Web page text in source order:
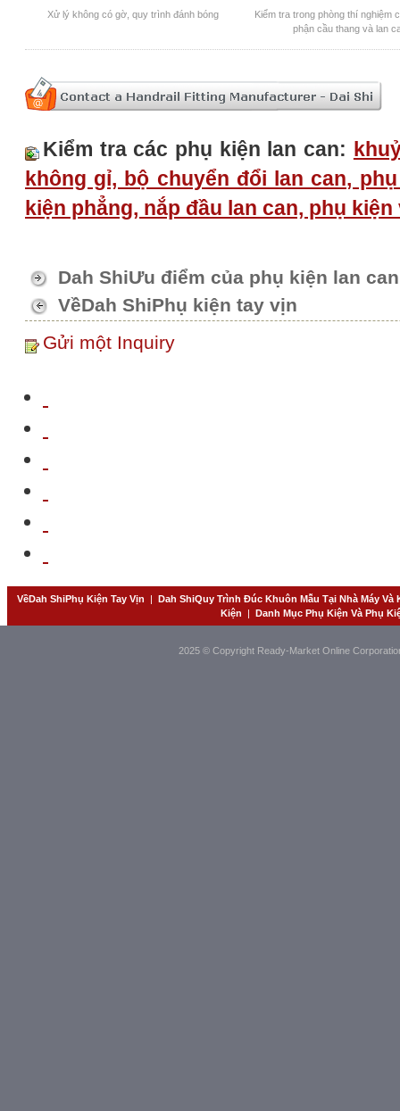
Xử lý không có gờ, quy trình đánh bóng
Kiểm tra trong phòng thí nghiệm
phận cầu thang và lan
Kiểm tra các phụ kiện lan can:
không gỉ, bộ chuyển đổi lan can,
kiện phẳng, nắp đầu lan can, phụ
Dah ShiƯu điểm của phụ kiện lan can
VềDah ShiPhụ kiện tay vịn
Gửi một Inquiry
VềDah ShiPhụ Kiện Tay Vịn |Dah ShiQuy Trình Đúc Khuôn Mẫu Tại Nhà Máy Và
Kiện
|Danh Mục Phụ Kiện Và Phụ
2025 © Copyright Ready-Market Online